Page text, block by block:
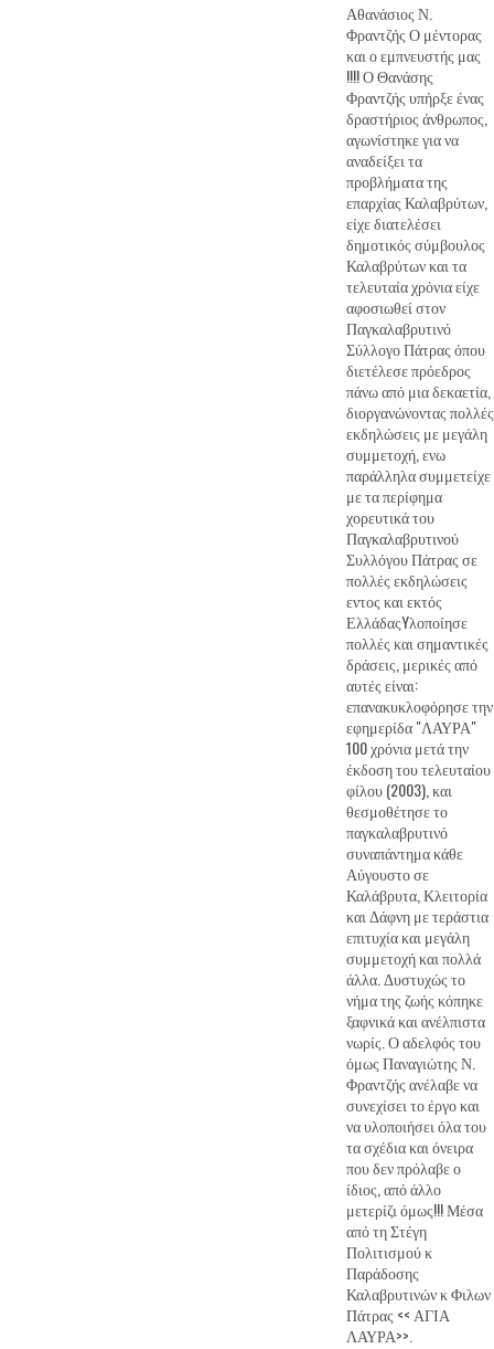
Αθανάσιος Ν.
Φραντζής Ο μέντορας
και ο εμπνευστής μας
!!!! Ο Θανάσης
Φραντζής υπήρξε ένας
δραστήριος άνθρωπος,
αγωνίστηκε για να
αναδείξει τα
προβλήματα της
επαρχίας Καλαβρύτων,
είχε διατελέσει
δημοτικός σύμβουλος
Καλαβρύτων και τα
τελευταία χρόνια είχε
αφοσιωθεί στον
Παγκαλαβρυτινό
Σύλλογο Πάτρας όπου
διετέλεσε πρόεδρος
πάνω από μια δεκαετία,
διοργανώνοντας πολλές
εκδηλώσεις με μεγάλη
συμμετοχή, ενω
παράλληλα συμμετείχε
με τα περίφημα
χορευτικά του
Παγκαλαβρυτινού
Συλλόγου Πάτρας σε
πολλές εκδηλώσεις
εντος και εκτός
ΕλλάδαςYλοποίησε
πολλές και σημαντικές
δράσεις, μερικές από
αυτές είναι:
επανακυκλοφόρησε την
εφημερίδα "ΛΑΥΡΑ"
100 χρόνια μετά την
έκδοση του τελευταίου
φίλου (2003), και
θεσμοθέτησε το
παγκαλαβρυτινό
συναπάντημα κάθε
Αύγουστο σε
Καλάβρυτα, Κλειτορία
και Δάφνη με τεράστια
επιτυχία και μεγάλη
συμμετοχή και πολλά
άλλα. Δυστυχώς το
νήμα της ζωής κόπηκε
ξαφνικά και ανέλπιστα
νωρίς. Ο αδελφός του
όμως Παναγιώτης Ν.
Φραντζής ανέλαβε να
συνεχίσει το έργο και
να υλοποιήσει όλα του
τα σχέδια και όνειρα
που δεν πρόλαβε ο
ίδιος, από άλλο
μετερίζι όμως!!! Μέσα
από τη Στέγη
Πολιτισμού κ
Παράδοσης
Καλαβρυτινών κ Φιλων
Πάτρας << ΑΓΙΑ
ΛΑΥΡΑ>>.